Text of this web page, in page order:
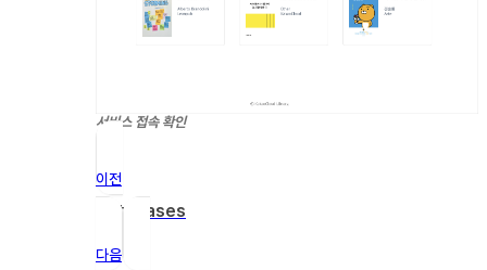
서비스 접속 확인
이전
Databases
다음